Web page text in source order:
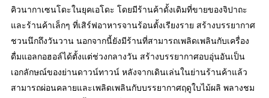
คิวนากาเซนโดะในยุคเอโดะ โดยมีร้านค้าดั้งเดิมที่ขายของจิปาถะ
และร้านค้าเล็กๆ ที่เสิร์ฟอาหารจานร้อนตั้งเรียงราย สร้างบรรยากาศ
ชวนนึกถึงวันวาน นอกจากนี้ยังมีร้านที่สามารถเพลิดเพลินกับเครื่อง
ดื่มแอลกอฮอล์ได้ตั้งแต่ช่วงกลางวัน สร้างบรรยากาศอบอุ่นอันเป็น
เอกลักษณ์ของย่านดาวน์ทาวน์ หลังจากเดินเล่นในย่านร้านค้าแล้ว
สามารถผ่อนคลายและเพลิดเพลินกับบรรยากาศฤดูใบไม้ผลิ พลางชม